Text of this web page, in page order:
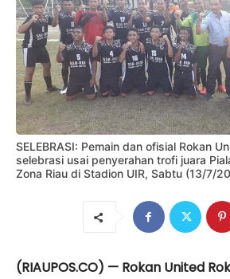
SELEBRASI: Pemain dan ofisial Rokan
selebrasi usai penyerahan trofi juara
Zona Riau di Stadion UIR, Sabtu (13/7/
(RIAUPOS.CO) — Rokan United